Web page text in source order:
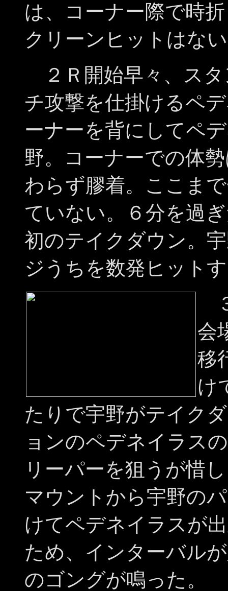
は、コーナー際で時
クリーンヒットはな
２Ｒ開始早々、ス
チ攻撃を仕掛けるペ
ーナーを背にしてペ
野。コーナーでの体
わらず膠着。ここま
ていない。６分を過
初のテイクダウン。
ジうちを数発ヒット
会
移
け
たりで宇野がテイク
ョンのペデネイラス
リーパーを狙うが惜
マウントから宇野の
けてペデネイラスが
ため、インターバル
のゴングが鳴った。